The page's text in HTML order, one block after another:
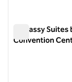
Embassy
Convention